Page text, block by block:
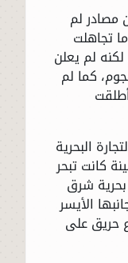
مصادر لم
تجاهلت
لم يعلن
كما لم
البحرية
كانت تبحر
شرق
الأيسر
حريق على